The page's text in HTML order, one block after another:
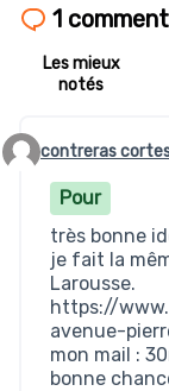
1
Les mieux
notés
Commentaire 133
contreras
Pour
très bonne
je fait la
Larousse.
https://
avenue-
mon mail :
bonne